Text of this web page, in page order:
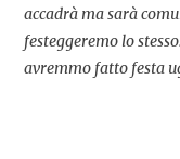
accadrà ma sarà
festeggeremo lo
avremmo fatto festa